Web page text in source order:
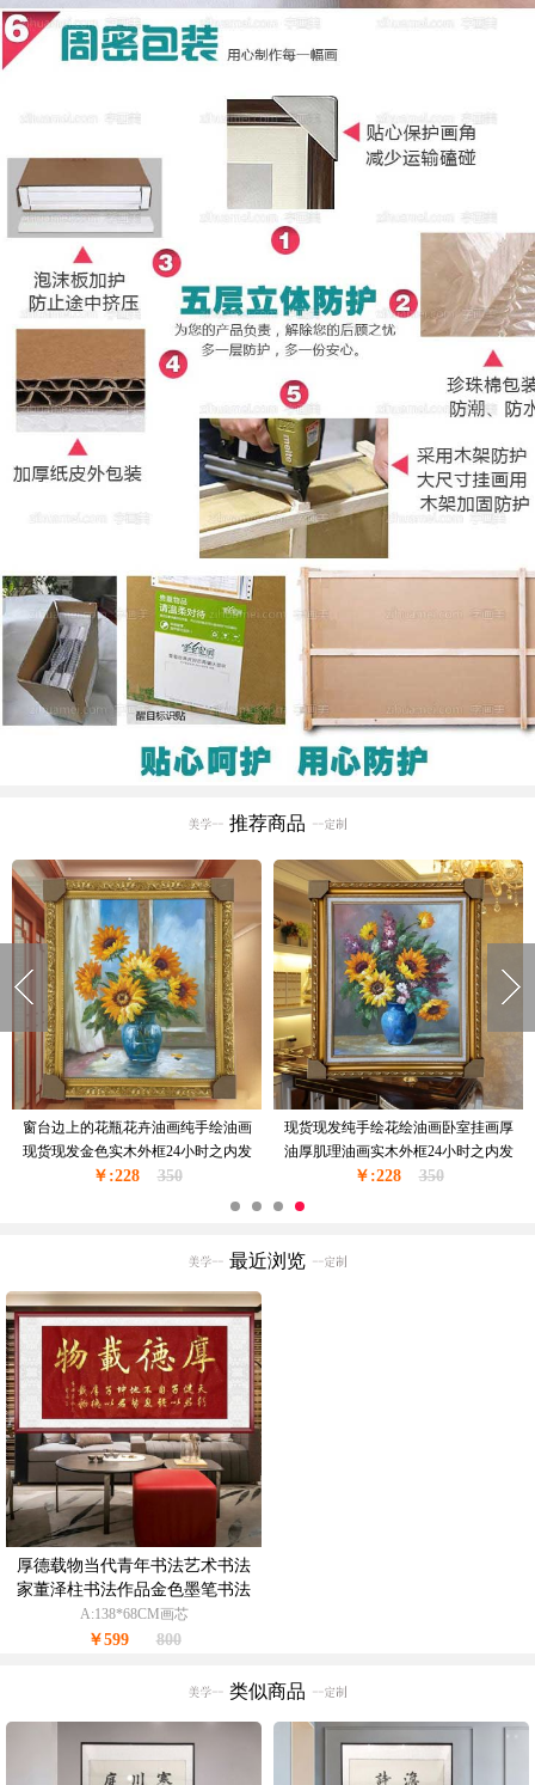
推荐商品
现代风格手绘油画花卉油画厚油厚肌
理花卉作品PS环保外框现货现发24小
时之内发货
￥:168 299
欧式风格花卉油纯手绘精品油画实木
外框现货现发葡萄花瓶与酒杯24小时
之内发货
￥:228 350
最近浏览
厚德载物当代青年书法艺术书法
家董泽柱书法作品金色墨笔书法
作品
A:138*68CM画芯
￥599 800
类似商品